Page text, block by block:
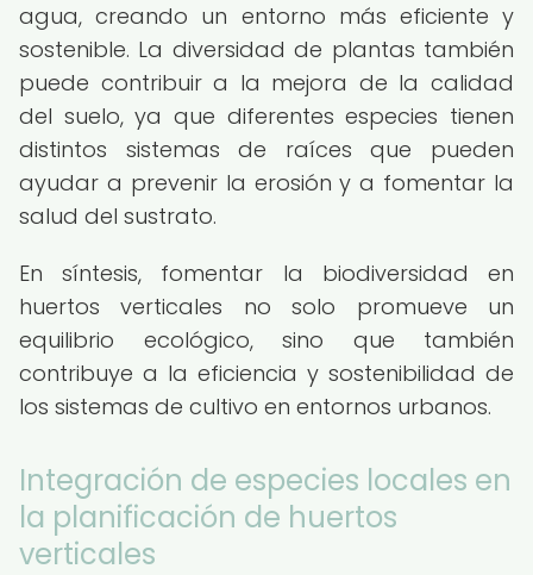
agua, creando un entorno más eficiente y
sostenible. La diversidad de plantas también
puede contribuir a la mejora de la calidad
del suelo, ya que diferentes especies tienen
distintos sistemas de raíces que pueden
ayudar a prevenir la erosión y a fomentar la
salud del sustrato.
En síntesis, fomentar la biodiversidad en
huertos verticales no solo promueve un
equilibrio ecológico, sino que también
contribuye a la eficiencia y sostenibilidad de
los sistemas de cultivo en entornos urbanos.
Integración de especies locales en
la planificación de huertos
verticales